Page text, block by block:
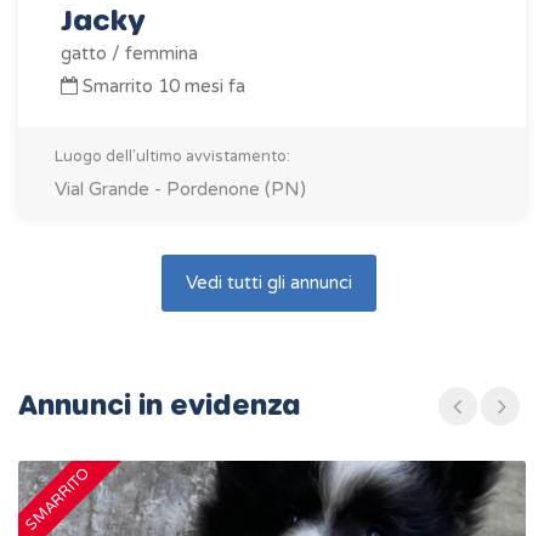
Jacky
gatto / femmina
Smarrito 10 mesi fa
Luogo dell'ultimo avvistamento:
Vial Grande - Pordenone (PN)
Vedi tutti gli annunci
Annunci in evidenza
SMARRITO